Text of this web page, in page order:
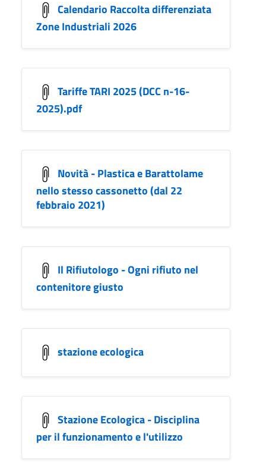
Calendario Raccolta differenziata
Zone Industriali 2026
Tariffe TARI 2025 (DCC n-16-
2025).pdf
Novità - Plastica e Barattolame
nello stesso cassonetto (dal 22
febbraio 2021)
Il Rifiutologo - Ogni rifiuto nel
contenitore giusto
stazione ecologica
Stazione Ecologica - Disciplina
per il funzionamento e l'utilizzo